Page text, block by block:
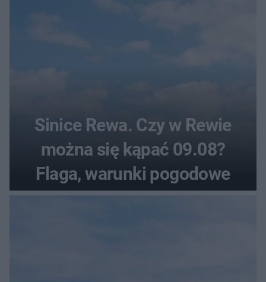
Sinice Rewa. Czy w Rewie
można się kąpać 09.08?
Flaga, warunki pogodowe